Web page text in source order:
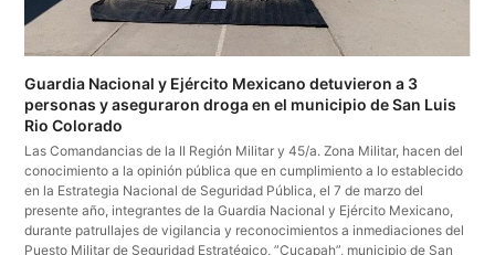
Guardia Nacional y Ejército Mexicano detuvieron a 3
personas y aseguraron droga en el municipio de San Luis
Rio Colorado
Las Comandancias de la II Región Militar y 45/a. Zona Militar, hacen del
conocimiento a la opinión pública que en cumplimiento a lo establecido
en la Estrategia Nacional de Seguridad Pública, el 7 de marzo del
presente año, integrantes de la Guardia Nacional y Ejército Mexicano,
durante patrullajes de vigilancia y reconocimientos a inmediaciones del
Puesto Militar de Seguridad Estratégico, ”Cucapah”, municipio de San